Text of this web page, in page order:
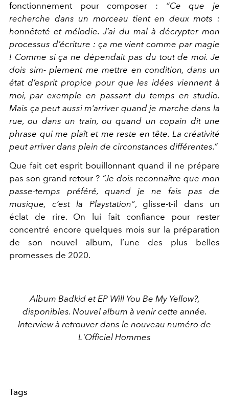
fonctionnement pour composer : “Ce que je
recherche dans un morceau tient en deux mots :
honnêteté et mélodie. J’ai du mal à décrypter mon
processus d’écriture : ça me vient comme par magie
! Comme si ça ne dépendait pas du tout de moi. Je
dois sim- plement me mettre en condition, dans un
état d’esprit propice pour que les idées viennent à
moi, par exemple en passant du temps en studio.
Mais ça peut aussi m’arriver quand je marche dans la
rue, ou dans un train, ou quand un copain dit une
phrase qui me plaît et me reste en tête. La créativité
peut arriver dans plein de circonstances différentes.”
Que fait cet esprit bouillonnant quand il ne prépare
pas son grand retour ? “Je dois reconnaître que mon
passe-temps préféré, quand je ne fais pas de
musique, c’est la Playstation”, glisse-t-il dans un
éclat de rire. On lui fait confiance pour rester
concentré encore quelques mois sur la préparation
de son nouvel album, l’une des plus belles
promesses de 2020.
Album Badkid et EP Will You Be My Yellow?,
disponibles. Nouvel album à venir cette année.
Interview à retrouver dans le nouveau numéro de
L'Officiel Hommes
Tags